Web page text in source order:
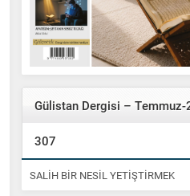
Gülistan Dergisi – Temmuz-
307
SALİH BİR NESİL YETİŞTİRMEK